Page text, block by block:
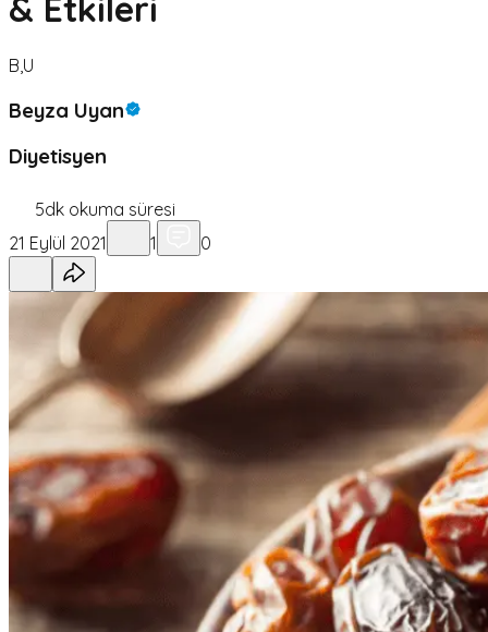
& Etkileri
B,U
Beyza Uyan
Diyetisyen
5dk okuma süresi
21 Eylül 2021
1 0